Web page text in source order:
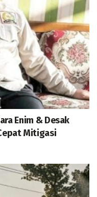
Enim & Desak
Mitigasi